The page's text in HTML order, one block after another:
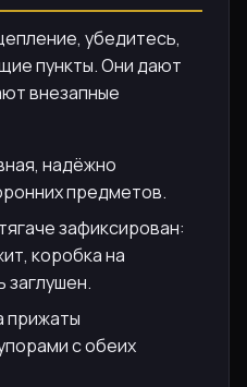
убедитесь,
пункты. Они дают
внезапные
надёжно
предметов.
зафиксирован:
коробка на
заглушен.
прижаты
с обеих